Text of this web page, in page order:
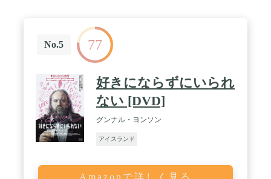
No.5 77
好きにならずにいられ
ない [DVD]
グンナル・ヨンソン
アイスランド
Amazonで詳しく見る